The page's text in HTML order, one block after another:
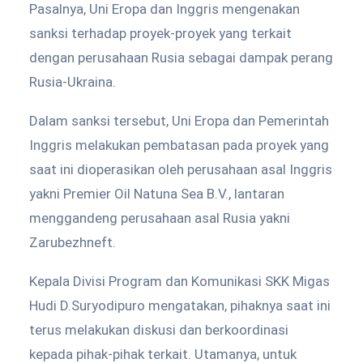
Pasalnya, Uni Eropa dan Inggris mengenakan
sanksi terhadap proyek-proyek yang terkait
dengan perusahaan Rusia sebagai dampak perang
Rusia-Ukraina.
Dalam sanksi tersebut, Uni Eropa dan Pemerintah
Inggris melakukan pembatasan pada proyek yang
saat ini dioperasikan oleh perusahaan asal Inggris
yakni Premier Oil Natuna Sea B.V., lantaran
menggandeng perusahaan asal Rusia yakni
Zarubezhneft.
Kepala Divisi Program dan Komunikasi SKK Migas
Hudi D.Suryodipuro mengatakan, pihaknya saat ini
terus melakukan diskusi dan berkoordinasi
kepada pihak-pihak terkait. Utamanya, untuk